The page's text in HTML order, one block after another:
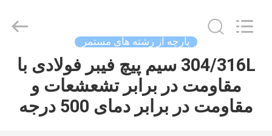
صفحه
اصلی
Materials
پارچه از رشته های مستمر
304/316L سیم پیچ فیبر فولادی با
مقاومت در برابر تشعشعات و
مقاومت در برابر دمای 500 درجه